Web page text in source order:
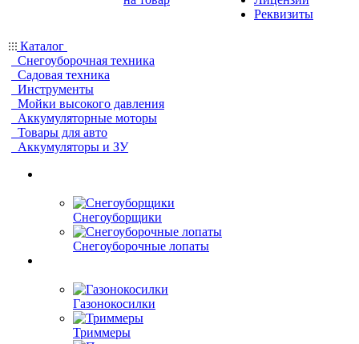
Реквизиты
Каталог
Снегоуборочная техника
Садовая техника
Инструменты
Мойки высокого давления
Аккумуляторные моторы
Товары для авто
Аккумуляторы и ЗУ
Снегоуборщики
Снегоуборочные лопаты
Газонокосилки
Триммеры